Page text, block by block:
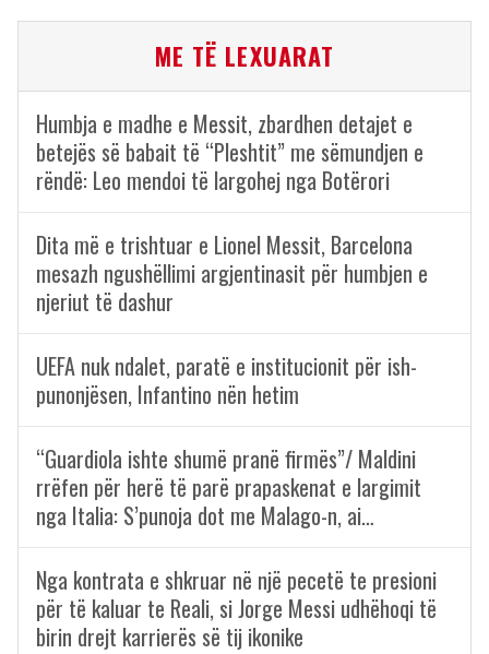
ME TË LEXUARAT
Humbja e madhe e Messit, zbardhen detajet e
betejës së babait të “Pleshtit” me sëmundjen e
rëndë: Leo mendoi të largohej nga Botërori
Dita më e trishtuar e Lionel Messit, Barcelona
mesazh ngushëllimi argjentinasit për humbjen e
njeriut të dashur
UEFA nuk ndalet, paratë e institucionit për ish-
punonjësen, Infantino nën hetim
“Guardiola ishte shumë pranë firmës”/ Maldini
rrëfen për herë të parë prapaskenat e largimit
nga Italia: S’punoja dot me Malago-n, ai…
Nga kontrata e shkruar në një pecetë te presioni
për të kaluar te Reali, si Jorge Messi udhëhoqi të
birin drejt karrierës së tij ikonike